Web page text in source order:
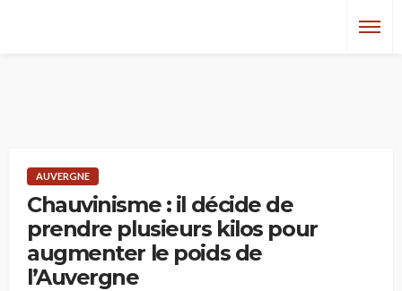
AUVERGNE
Chauvinisme : il décide de
prendre plusieurs kilos pour
augmenter le poids de
l’Auvergne